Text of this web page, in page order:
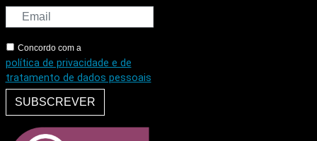
Concordo com a
política de privacidade e de
tratamento de dados pessoais
SUBSCREVER